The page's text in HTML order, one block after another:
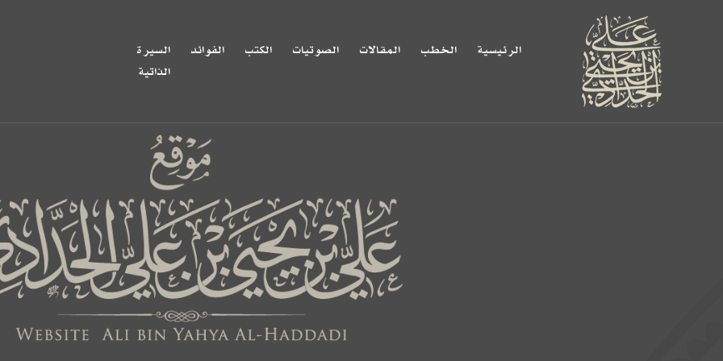
الرئيسية الخطب المقالات الصوتيات الكتب الفوائد
السيرة
الذاتية